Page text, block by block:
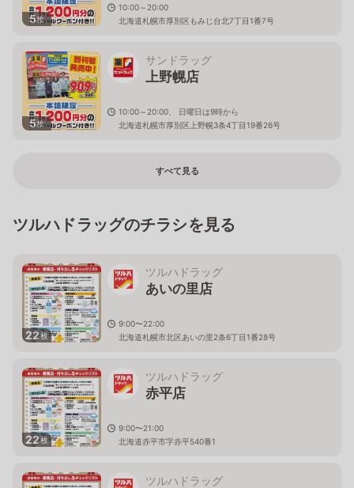
5枚
10:00～20:00
北海道札幌市厚別区もみじ台北7丁目1番7号
5枚
サンドラッグ
上野幌店
10:00～20:00、 日曜日は9時から
北海道札幌市厚別区上野幌3条4丁目19番26号
すべて見る
ツルハドラッグのチラシを見る
22枚
ツルハドラッグ
あいの里店
9:00〜22:00
北海道札幌市北区あいの里2条6丁目1番28号
22枚
ツルハドラッグ
赤平店
9:00〜21:00
北海道赤平市字赤平540番1
ツルハドラッグ